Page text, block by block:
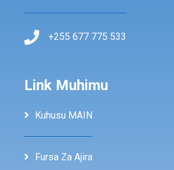
+255 677 775 533
Link Muhimu
Kuhusu MAIN
Fursa Za Ajira